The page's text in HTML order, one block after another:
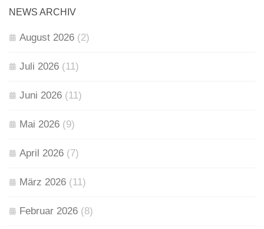
NEWS ARCHIV
August 2026 (2)
Juli 2026 (11)
Juni 2026 (11)
Mai 2026 (9)
April 2026 (7)
März 2026 (11)
Februar 2026 (8)